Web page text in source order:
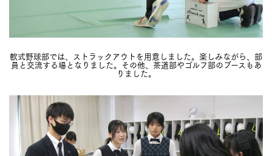
軟式野球部では、ストラックアウトを用意しました。楽しみながら、部
員と交流する場となりました。その他、茶道部やゴルフ部のブースもあ
りました。